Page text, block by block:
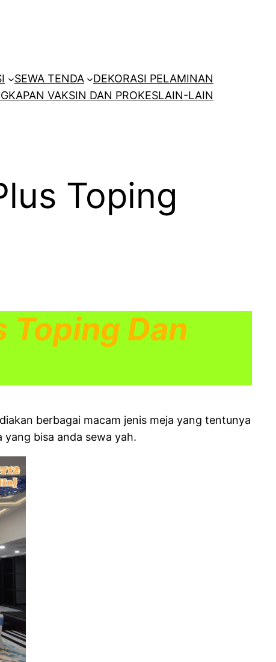
SEWA TENDA
DEKORASI PELAMINAN
VAKSIN DAN PROKESLAIN-LAIN
Toping
Toping Dan
berbagai macam jenis meja yang tentunya
bisa anda sewa yah.